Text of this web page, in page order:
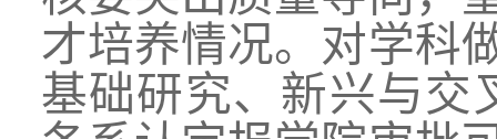
才培养情况。对学科
基础研究、新兴与交